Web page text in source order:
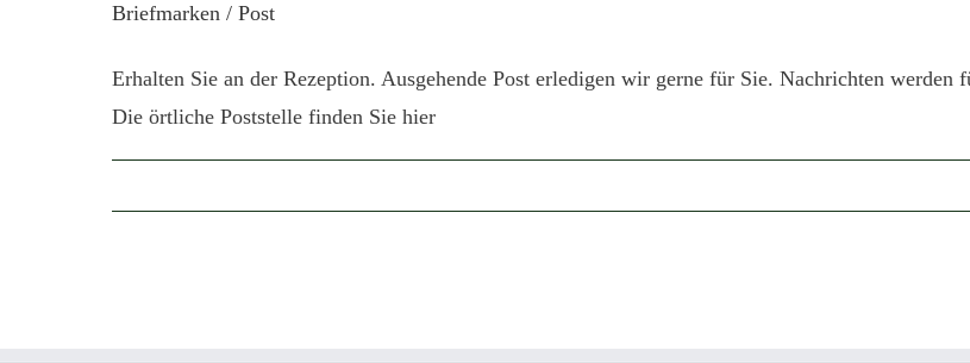
Briefmarken / Post
Erhalten Sie an der Rezeption. Ausgehende Post erledigen wir gerne für Sie. Nachrichten werden
Die örtliche Poststelle finden Sie hier